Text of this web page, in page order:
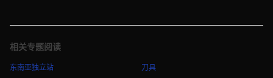
相关专题阅读
东南亚独立站
刀具